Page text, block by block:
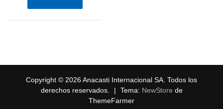
Copyright © 2026 Anacasti Internacional SA. Todos los
derechos reservados.
| Tema: NewStore de
ThemeFarmer